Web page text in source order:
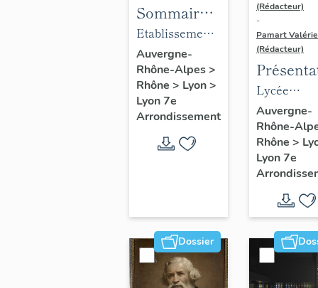
Sommaire
objets
mobiliers :
Mobilier du
foyer
arménien
de jeunes
filles Saint-
Etablissement
médical
Clinique
gynécologique
et
d'accouchement
du docteur
de jeunes filles
Saint-Grégoire
Auvergne-
Rhône-Alpes>
Rhône > Lyon>
Lyon 7e
Arrondissement
(Rédacteur)
-
Pamart Valérie
(Rédacteur)
des 1%
Lycée
Louise
Lycée
Louise
Auvergne-
Rhône-
Rhône >
Lyon 7e
Dossier